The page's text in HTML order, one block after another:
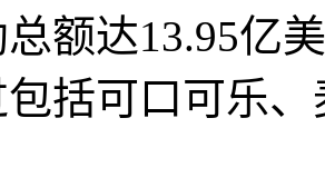
额达13.95亿
括可口可乐